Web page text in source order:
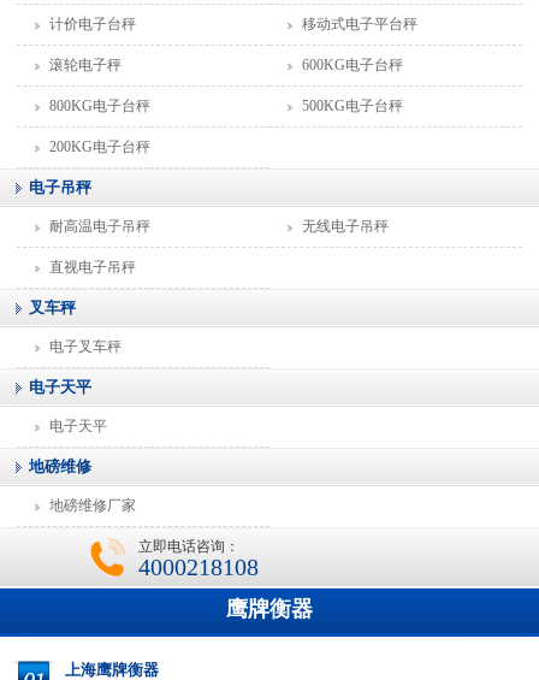
计价电子台秤 移动式电子平台秤
滚轮电子秤 600KG电子台秤
800KG电子台秤 500KG电子台秤
200KG电子台秤
电子吊秤
耐高温电子吊秤 无线电子吊秤
直视电子吊秤
叉车秤
电子叉车秤
电子天平
电子天平
地磅维修
地磅维修厂家
立即电话咨询：
4000218108
鹰牌衡器
上海鹰牌衡器